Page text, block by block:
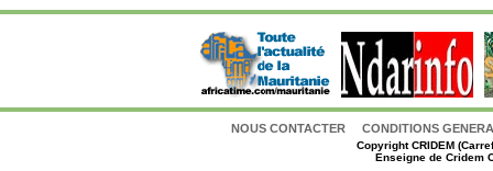
NOUS CONTACTER CONDITIONS
CopyrightCRIDEM
Enseigne de Cridem